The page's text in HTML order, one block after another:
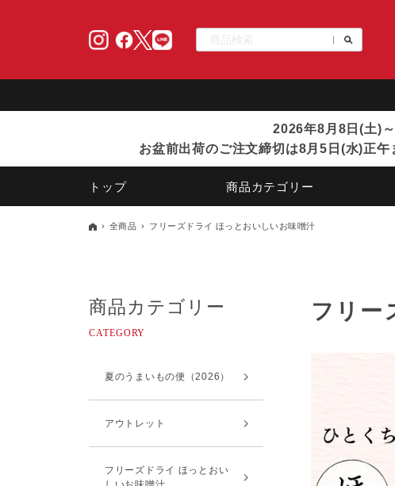
2026年8月8日(土)
お盆前出荷のご注文締切は8月5日(水)正
トップ 商品カテゴリー
全商品 フリーズドライ ほっとおいしいお味噌汁
商品カテゴリー
夏のうまいもの便（2026）
アウトレット
フリーズドライ ほっとおい
フリー